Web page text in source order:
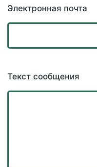
Электронная почта
Текст сообщения